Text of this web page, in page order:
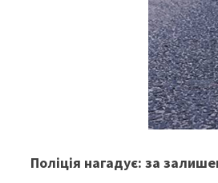
Поліція нагадує: за